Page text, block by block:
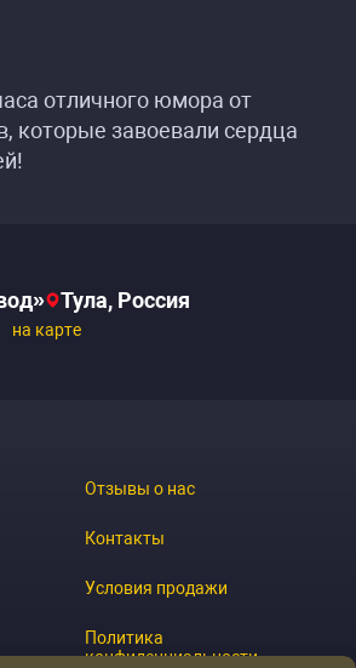
отличного юмора от
которые завоевали сердца
Тула, Россия
на карте
Отзывы о нас
Контакты
Условия продажи
Политика
конфиденциальности